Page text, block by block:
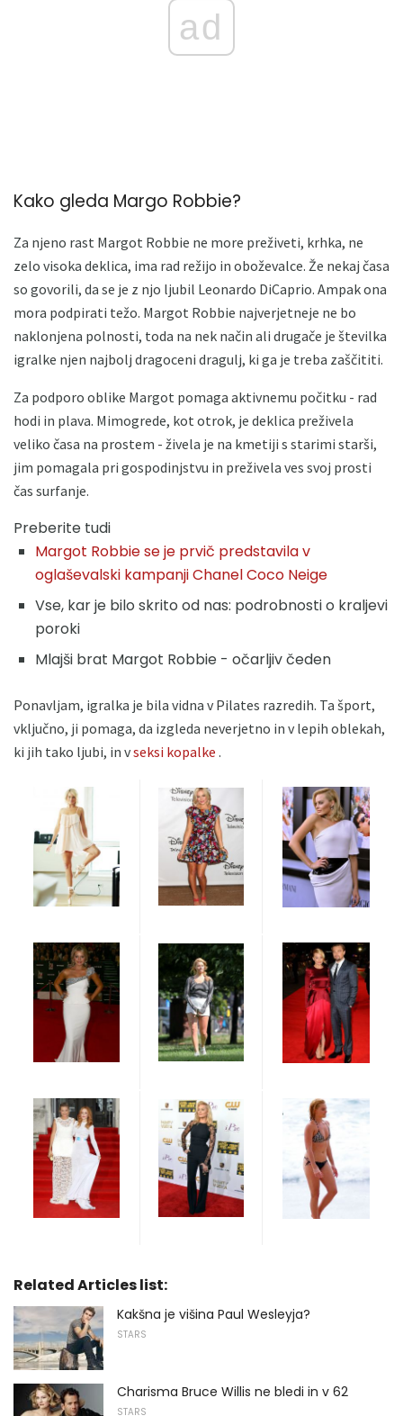
ad
Kako gleda Margo Robbie?
Za njeno rast Margot Robbie ne more preživeti, krhka, ne
zelo visoka deklica, ima rad režijo in oboževalce. Že nekaj časa
so govorili, da se je z njo ljubil Leonardo DiCaprio. Ampak ona
mora podpirati težo. Margot Robbie najverjetneje ne bo
naklonjena polnosti, toda na nek način ali drugače je številka
igralke njen najbolj dragoceni dragulj, ki ga je treba zaščititi.
Za podporo oblike Margot pomaga aktivnemu počitku - rad
hodi in plava. Mimogrede, kot otrok, je deklica preživela
veliko časa na prostem - živela je na kmetiji s starimi starši,
jim pomagala pri gospodinjstvu in preživela ves svoj prosti
čas surfanje.
Preberite tudi
Margot Robbie se je prvič predstavila v
oglaševalski kampanji Chanel Coco Neige
Vse, kar je bilo skrito od nas: podrobnosti o kraljevi
poroki
Mlajši brat Margot Robbie - očarljiv čeden
Ponavljam, igralka je bila vidna v Pilates razredih. Ta šport,
vključno, ji pomaga, da izgleda neverjetno in v lepih oblekah,
ki jih tako ljubi, in vseksi kopalke .
Related Articles list:
Kakšna je višina Paul Wesleyja?
STARS
Charisma Bruce Willis ne bledi in v 62
STARS